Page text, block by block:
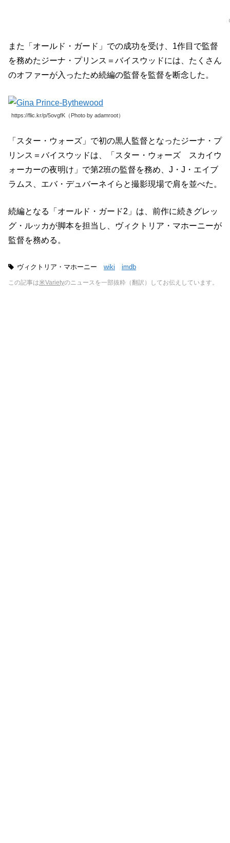
また「オールド・ガード」での成功を受け、1作目で監督
を務めたジーナ・プリンス＝バイスウッドには、たくさん
のオファーが入ったため続編の監督を監督を断念した。
https://flic.kr/p/5ovgfK（Photo by adamroot）
「スター・ウォーズ」で初の黒人監督となったジーナ・プ
リンス＝バイスウッドは、「スター・ウォーズ スカイウ
ォーカーの夜明け」で第2班の監督を務め、J・J・エイブ
ラムス、エバ・デュバーネイらと撮影現場で肩を並べた。
続編となる「オールド・ガード2」は、前作に続きグレッ
グ・ルッカが脚本を担当し、ヴィクトリア・マホーニーが
監督を務める。
ヴィクトリア・マホーニー wiki imdb
この記事は米Varietyのニュースを一部抜粋（翻訳）してお伝えしています。